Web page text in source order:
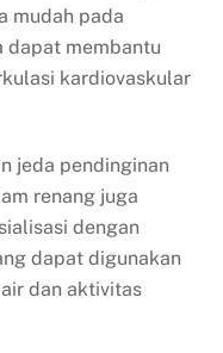
mudah pada
dapat membantu
kardiovaskular
jeda pendinginan
renang juga
dengan
dapat digunakan
dan aktivitas